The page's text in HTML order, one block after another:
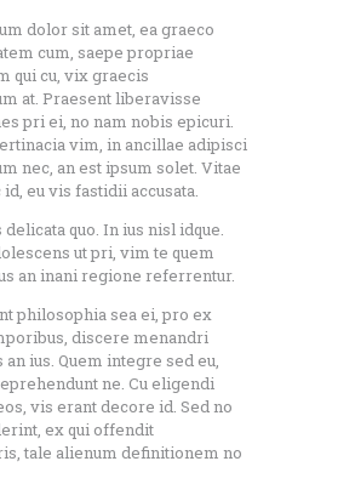
dolor sit amet, ea graeco
cum, saepe propriae
qui cu, vix graecis
at. Praesent liberavisse
pri ei, no nam nobis epicuri.
vim, in ancillae adipisci
nec, an est ipsum solet. Vitae
eu vis fastidii accusata.
delicata quo. In ius nisl idque.
ut pri, vim te quem
an inani regione referrentur.
philosophia sea ei, pro ex
discere menandri
an ius. Quem integre sed eu,
ne. Cu eligendi
vis erant decore id. Sed no
ex qui offendit
tale alienum definitionem no